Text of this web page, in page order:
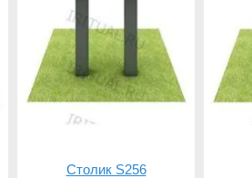
Столик S256